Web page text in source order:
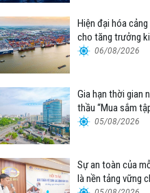
Hiện đại hóa
cho tăng trưởng
06/08/2026
Gia hạn thời gian
thầu “Mua sắm
container thuộc
05/08/2026
Sự an toàn của
là nền tảng vững